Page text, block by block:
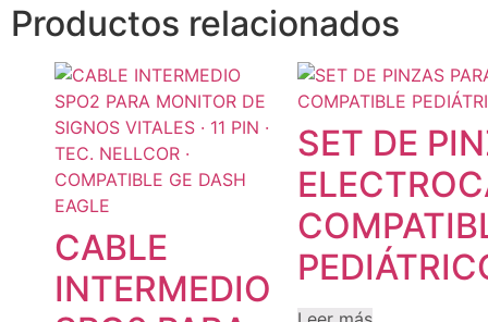
Productos relacionados
CABLE
INTERMEDIO
SET DE